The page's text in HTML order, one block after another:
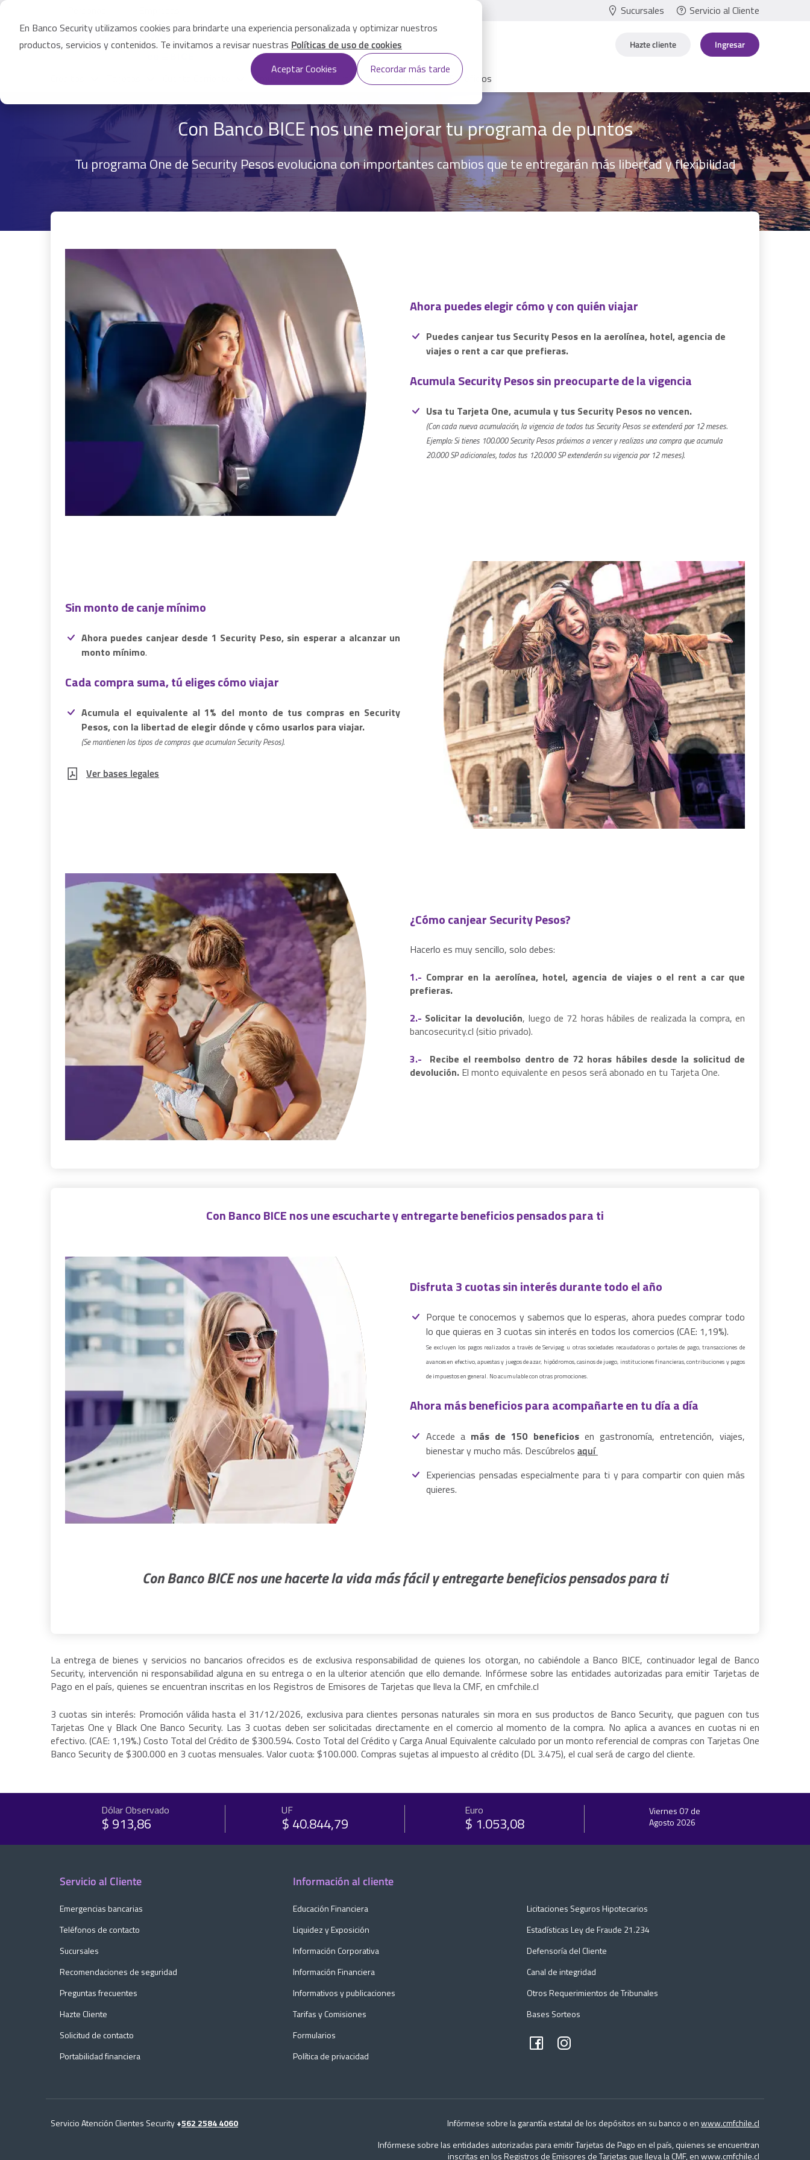
En Banco Security utilizamos cookies para brindarte una experiencia personalizada y optimizar nuestros
productos, servicios y contenidos. Te invitamos a revisar nuestras Políticas de uso de cookies
Aceptar Cookies
Recordar más tarde
Pasar
contenido
principal
Sucursales Servicio al Cliente
Hazte cliente Ingresar
Simuladores Inversiones Beneficios
Con Banco BICE nos une mejorar tu programa de puntos
Tu programa One de Security Pesos evoluciona con importantes cambios que te entregarán más libertad y flexibilidad
Ahora puedes elegir cómo y con quién viajar
Puedes canjear tus Security Pesos en la aerolínea, hotel, agencia de
viajes o rent a car que prefieras.
Acumula Security Pesos sin preocuparte de la vigencia
Usa tu Tarjeta One, acumula y tus Security Pesos no vencen.
(Con cada nueva acumulación, la vigencia de todos tus Security Pesos se extenderá por 12 meses.
Ejemplo: Si tienes 100.000 Security Pesos próximos a vencer y realizas una compra que acumula
20.000 SP adicionales, todos tus 120.000 SP extenderán su vigencia por 12 meses).
Sin monto de canje mínimo
Ahora puedes canjear desde 1 Security Peso, sin esperar a alcanzar un
monto mínimo.
Cada compra suma, tú eliges cómo viajar
Acumula el equivalente al 1% del monto de tus compras en Security
Pesos, con la libertad de elegir dónde y cómo usarlos para viajar.
(Se mantienen los tipos de compras que acumulan Security Pesos).
Ver bases legales
¿Cómo canjear Security Pesos?
Hacerlo es muy sencillo, solo debes:
1.- Comprar en la aerolínea, hotel, agencia de viajes o el rent a car que
prefieras.
2.- Solicitar la devolución, luego de 72 horas hábiles de realizada la compra, en
bancosecurity.cl (sitio privado).
3.-
Recibe el reembolso dentro de 72 horas hábilesdesde la solicitud de
devolución. El monto equivalente en pesos será abonado en tu Tarjeta One.
Con Banco BICE nos une escucharte y entregarte beneficios pensados para ti
Disfruta 3 cuotas sin interés durante todo el año
Porque te conocemos y sabemos que lo esperas, ahora puedes comprar todo
lo que quieras en 3 cuotas sin interés en todos los comercios (CAE: 1,19%).
Se excluyen los pagos realizados a través de Servipag u otras sociedades recaudadoras o portales de pago, transacciones de
avances en efectivo, apuestas y juegos de azar, hipódromos, casinos de juego, instituciones financieras, contribuciones y pagos
de impuestos en general. No acumulable con otras promociones.
Ahora más beneficios para acompañarte en tu día a día
Accede a más de 150 beneficios en gastronomía, entretención, viajes,
bienestar y mucho más. Descúbrelos aquí
Experiencias pensadas especialmente para ti y para compartir con quien más
quieres.
Con Banco BICE nos une hacerte la vida más fácil y entregarte beneficios pensados para ti
La entrega de bienes y servicios no bancarios ofrecidos es de exclusiva responsabilidad de quienes los otorgan, no cabiéndole a Banco BICE, continuador legal de Banco
Security, intervención ni responsabilidad alguna en su entrega o en la ulterior atención que ello demande. Infórmese sobre las entidades autorizadas para emitir Tarjetas de
Pago en el país, quienes se encuentran inscritas en los Registros de Emisores de Tarjetas que lleva la CMF, en cmfchile.cl
3 cuotas sin interés: Promoción válida hasta el 31/12/2026, exclusiva para clientes personas naturales sin mora en sus productos de Banco Security, que paguen con tus
Tarjetas One y Black One Banco Security. Las 3 cuotas deben ser solicitadas directamente en el comercio al momento de la compra. No aplica a avances en cuotas ni en
efectivo. (CAE: 1,19%.) Costo Total del Crédito de $300.594. Costo Total del Crédito y Carga Anual Equivalente calculado por un monto referencial de compras con Tarjetas One
Banco Security de $300.000 en 3 cuotas mensuales. Valor cuota: $100.000. Compras sujetas al impuesto al crédito (DL 3.475), el cual será de cargo del cliente.
Dólar Observado
$ 913,86
UF
$ 40.844,79
Euro
$ 1.053,08
Viernes 07 de
Agosto 2026
Servicio al Cliente
Emergencias bancarias
Teléfonos de contacto
Sucursales
Recomendaciones de seguridad
Preguntas frecuentes
Hazte Cliente
Solicitud de contacto
Portabilidad financiera
Información al cliente
Educación Financiera
Liquidez y Exposición
Información Corporativa
Información Financiera
Informativos y publicaciones
Tarifas y Comisiones
Formularios
Política de privacidad
Licitaciones Seguros Hipotecarios
Estadísticas Ley de Fraude 21.234
Defensoría del Cliente
Canal de integridad
Otros Requerimientos de Tribunales
Bases Sorteos
Servicio Atención Clientes Security+562 2584 4060 Infórmese sobre la garantía estatal de los depósitos en su banco o enwww.cmfchile.cl
Infórmese sobre las entidades autorizadas para emitir Tarjetas de Pago en el país, quienes se encuentran
inscritas en los Registros de Emisores de Tarjetas que lleva la CMF, enwww.cmfchile.cl